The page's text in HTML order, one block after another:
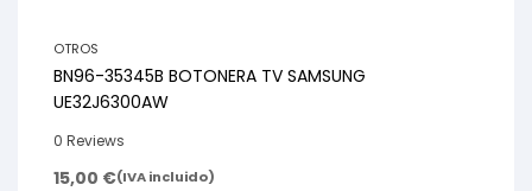
OTROS
BN96-35345B BOTONERA TV SAMSUNG
UE32J6300AW
0 Reviews
15,00 €(IVA incluido)